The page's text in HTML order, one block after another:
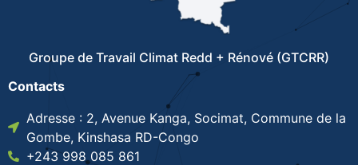
Groupe de Travail Climat Redd + Rénové (GTCRR)
Contacts
Adresse : 2, Avenue Kanga, Socimat, Commune de la
Gombe, Kinshasa RD-Congo
+243 998 085 861